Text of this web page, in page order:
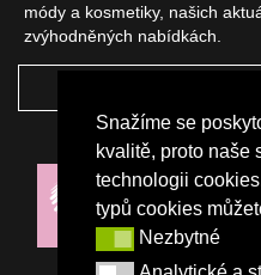
Snažíme se
kvalitě, proto naše
technologii
typů cookies
NezbytnéNezbytné
módy a kosmetiky, našich
zvýhodněných nabídkách.
NAŠI